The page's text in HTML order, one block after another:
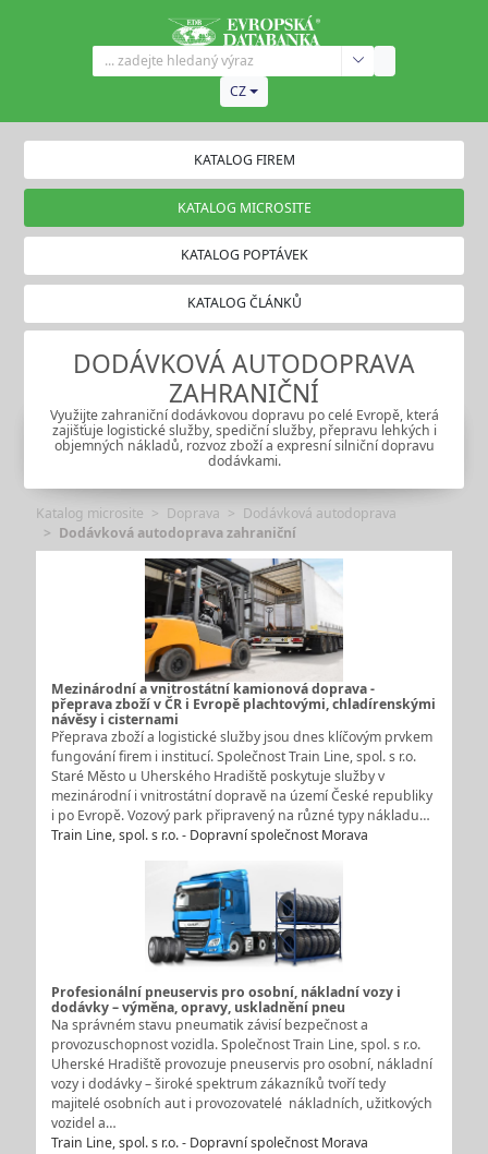
CZ
KATALOG FIREM
KATALOG MICROSITE
KATALOG POPTÁVEK
KATALOG ČLÁNKŮ
DODÁVKOVÁ AUTODOPRAVA
ZAHRANIČNÍ
Využijte zahraniční dodávkovou dopravu po celé Evropě, která
zajišťuje logistické služby, spediční služby, přepravu lehkých i
objemných nákladů, rozvoz zboží a expresní silniční dopravu
dodávkami.
Katalog microsite Doprava
Dodávková autodoprava
Dodávková autodoprava zahraniční
Mezinárodní a vnitrostátní kamionová doprava -
přeprava zboží v ČR i Evropě plachtovými, chladírenskými
návěsy i cisternami
Přeprava zboží a logistické služby jsou dnes klíčovým prvkem
fungování firem i institucí. Společnost Train Line, spol. s r.o.
Staré Město u Uherského Hradiště poskytuje služby v
mezinárodní i vnitrostátní dopravě na území České republiky
i po Evropě. Vozový park připravený na různé typy nákladu…
Train Line, spol. s r.o. - Dopravní společnost Morava
Profesionální pneuservis pro osobní, nákladní vozy i
dodávky – výměna, opravy, uskladnění pneu
Na správném stavu pneumatik závisí bezpečnost a
provozuschopnost vozidla. Společnost Train Line, spol. s r.o.
Uherské Hradiště provozuje pneuservis pro osobní, nákladní
vozy i dodávky – široké spektrum zákazníků tvoří tedy
majitelé osobních aut i provozovatelé nákladních, užitkových
vozidel a…
Train Line, spol. s r.o. - Dopravní společnost Morava